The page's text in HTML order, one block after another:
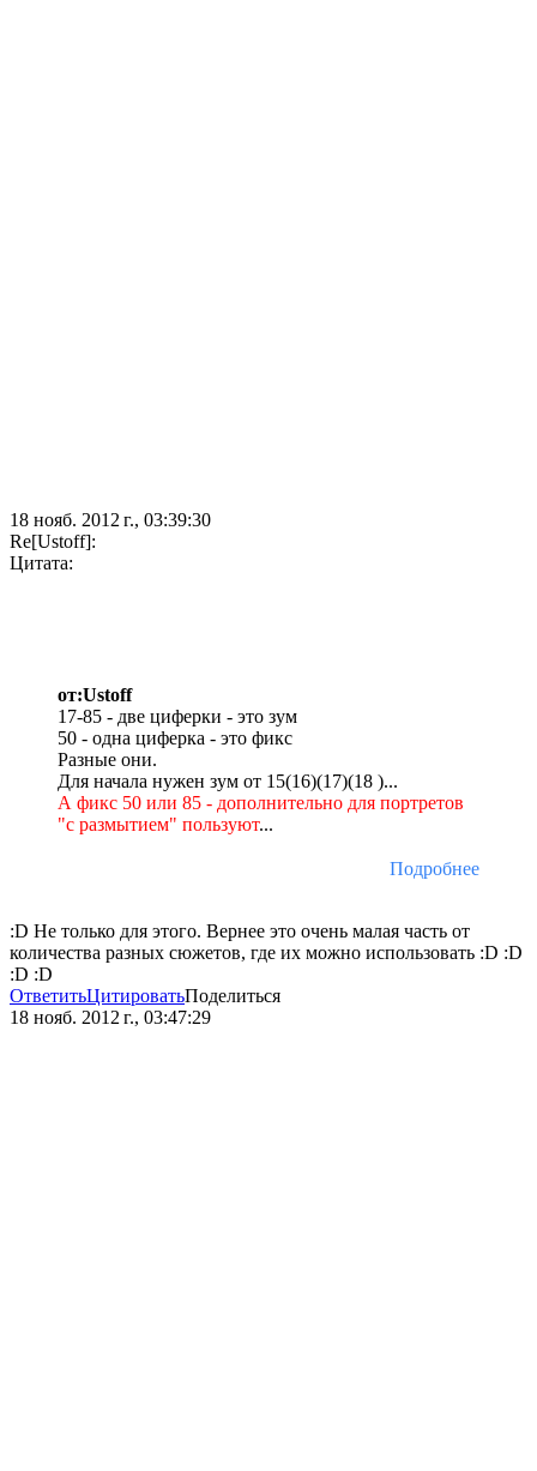
18 нояб. 2012 г., 03:39:30
Re[Ustoff]:
Цитата:
от:Ustoff
17-85 - две циферки - это зум
50 - одна циферка - это фикс
Разные они.
Для начала нужен зум от 15(16)(17)(18 )...
А фикс 50 или 85 - дополнительно для портретов
"с размытием" пользуют...
Подробнее
:D Не только для этого. Вернее это очень малая часть от
количества разных сюжетов, где их можно использовать :D :D
:D :D
ОтветитьЦитироватьПоделиться
18 нояб. 2012 г., 03:47:29